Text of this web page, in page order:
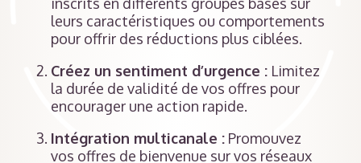
leurs caractéristiques ou comportements
pour offrir des réductions plus ciblées.
Créez un sentiment d’urgence :Limitez
la durée de validité de vos offres pour
encourager une action rapide.
Intégration multicanale :Promouvez
vos offres de bienvenue sur vos réseaux